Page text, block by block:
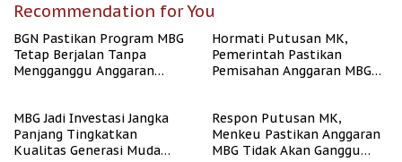
Recommendation for You
BGN Pastikan Program MBG
Tetap Berjalan Tanpa
Mengganggu Anggaran
Hormati Putusan MK,
Pemerintah Pastikan
Pemisahan Anggaran MBG
MBG Jadi Investasi Jangka
Panjang Tingkatkan
Kualitas Generasi Muda
Respon Putusan MK,
Menkeu Pastikan Anggaran
MBG Tidak Akan Ganggu